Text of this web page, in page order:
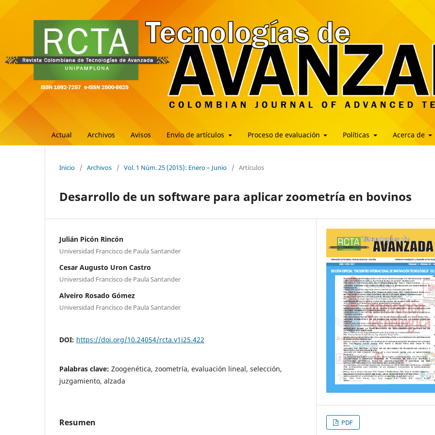
Actual Archivos Avisos Envío de artículos Proceso de evaluación Políticas Acerca de
Inicio / Archivos / Vol. 1 Núm. 25 (2015): Enero – Junio / Artículos
Desarrollo de un software para aplicar zoometría en bovinos
Julián Picón Rincón
Universidad Francisco de Paula Santander
Cesar Augusto Uron Castro
Universidad Francisco de Paula Santander
Alveiro Rosado Gómez
Universidad Francisco de Paula Santander
DOI: https://doi.org/10.24054/rcta.v1i25.422
Palabras clave: Zoogenética, zoometría, evaluación lineal, selección,
juzgamiento, alzada
Resumen PDF